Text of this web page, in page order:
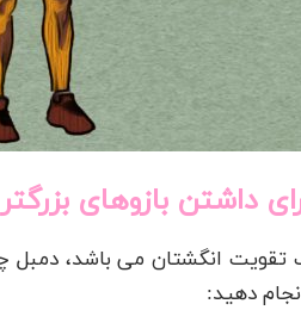
انگشتان می باشد،
دهید: